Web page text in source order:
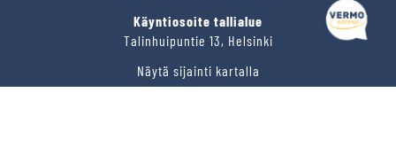
Käyntiosoite tallialue
Talinhuipuntie 13, Helsinki
Näytä sijainti kartalla